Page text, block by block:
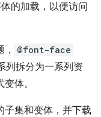
的加载，以便访问
@font-face
列拆分为一系列资
体。
子集和变体，并下载